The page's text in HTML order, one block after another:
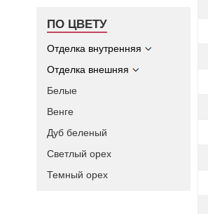
ПО ЦВЕТУ
Отделка внутренняя
Отделка внешняя
Белые
Венге
Дуб беленый
Светлый орех
Темный орех